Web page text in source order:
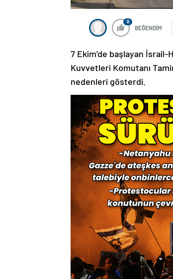
0
BEĞENDİM
7 Ekim’de başlayan
Kuvvetleri Komutanı
nedenleri gösterdi.